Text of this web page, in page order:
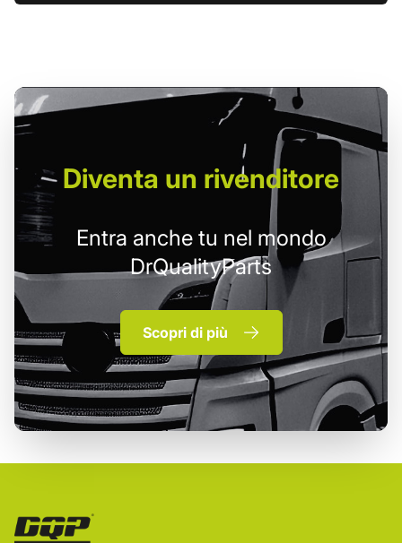
Diventa un rivenditore
Entra anche tu nel mondo
DrQualityParts
Scopri di più